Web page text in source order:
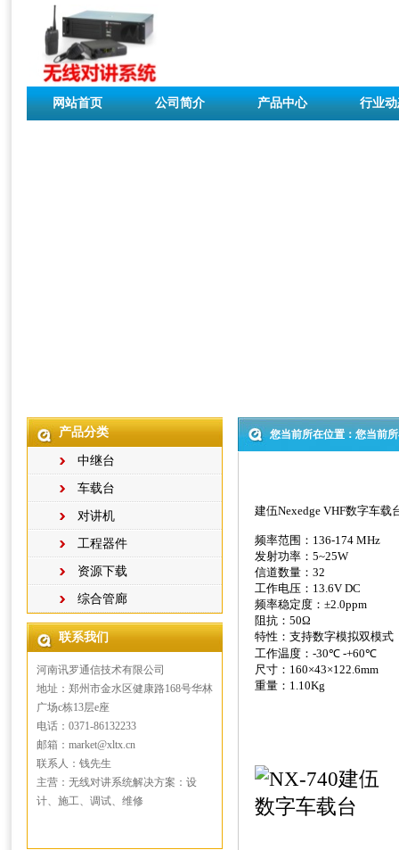
网站首页 公司简介 产品中心 行业
产品分类
中继台
车载台
对讲机
工程器件
资源下载
综合管廊
联系我们
河南讯罗通信技术有限公司
地址：郑州市金水区健康路168号华林
广场c栋13层e座
电话：0371-86132233
邮箱：market@xltx.cn
联系人：钱先生
主营：无线对讲系统解决方案：设
计、施工、调试、维修
您当前所在位置：您当前
建伍Nexedge VHF数字车载
频率范围： 136-174 MHz
发射功率： 5~25W
信道数量： 32
工作电压： 13.6V DC
频率稳定度：±2.0ppm
阻抗： 50Ω
特性：支持数字模拟双模式
工作温度： -30℃-+60℃
尺寸： 160×43×122.6mm
重量： 1.10Kg